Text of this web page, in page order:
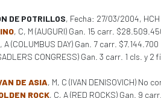
DE POTRILLOS, Fecha: 27/03/2004, HCH
, C, M (AUGURI) Gan. 15 carr.
A (COLUMBUS DAY) Gan. 7 carr. $7.144.700
CONGRESS) Gan. 3 carr. 1 cls. y
DE ASIA, M, C (IVAN DENISOVICH) No
ROCK, C, A (RED ROCKS) Gan. 9